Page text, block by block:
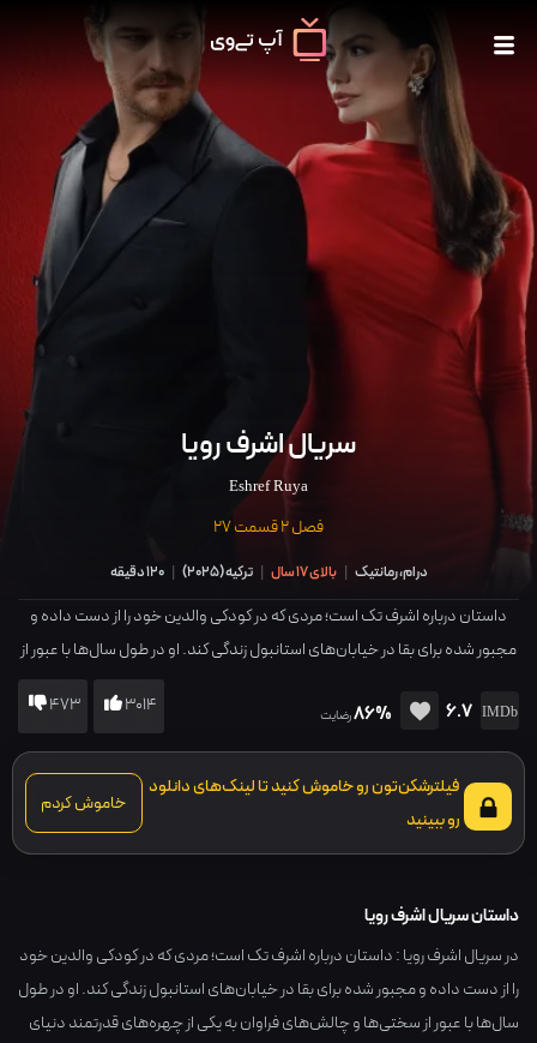
سریال اشرف رویا
Eshref Ruya
فصل 2 قسمت 27
درام، رمانتیک | بالای 17 سال | ترکیه(
2025
)
| 120 دقیقه
داستان درباره اشرف تک است؛ مردی که در کودکی والدین خود را از دست داده و
مجبور شده برای بقا در خیابان‌های استانبول زندگی کند. او در طول سال‌ها با عبور از
سختی‌ها و چالش‌های فراوان به یکی از چهره‌های قدرتمند دنیای زیرزمینی و مافیا
6.7
86%رضایت 3014
473
فیلترشکن‌تون رو خاموش کنید تا لینک‌های دانلود
رو ببینید
خاموش کردم
داستان سریال اشرف رویا
در سریال اشرف رویا : داستان درباره اشرف تک است؛ مردی که در کودکی والدین خود
را از دست داده و مجبور شده برای بقا در خیابان‌های استانبول زندگی کند. او در طول
سال‌ها با عبور از سختی‌ها و چالش‌های فراوان به یکی از چهره‌های قدرتمند دنیای